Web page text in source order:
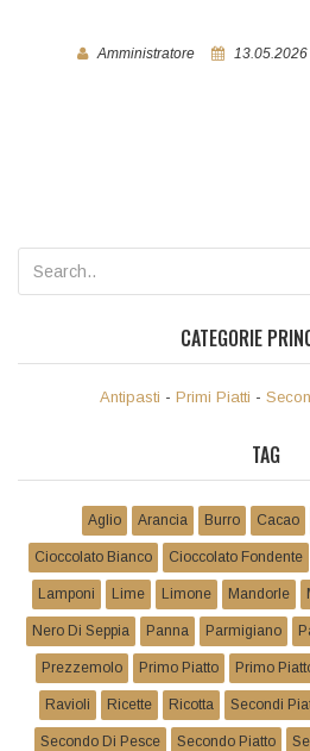
Amministratore 13.05.2026
CATEGORIE
Antipasti - Primi Piatti -
TAG
Aglio Arancia Burro Cacao
Cioccolato Bianco Cioccolato Fondente
Lamponi Lime Limone Mandorle
Nero Di Seppia Panna Parmigiano
Prezzemolo Primo Piatto Primo
Ravioli Ricette Ricotta Secondi
Secondo Di Pesce Secondo Piatto